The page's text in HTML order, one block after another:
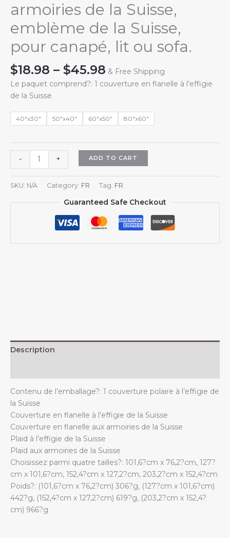
armoiries de la Suisse,
emblème de la Suisse,
pour canapé, lit ou sofa.
$18.98 – $45.98 Price
range:
$45.98
& Free Shipping
Le paquet comprend?: 1 couverture en flanelle à l’effigie
de la Suisse
40"x30" 50"x40" 60"x50" 80"x60"
-
en
flanelle
aux
armoiries
sofa.
quantity
+ ADD TO CART
SKU: N/A Category: FR Tag: FR
Guaranteed Safe Checkout
Description
Contenu de l’emballage?: 1 couverture polaire à l’effigie de
la Suisse
Couverture en flanelle à l’effigie de la Suisse
Couverture en flanelle aux armoiries de la Suisse
Plaid à l’effigie de la Suisse
Plaid aux armoiries de la Suisse
Choisissez parmi quatre tailles?: 101,6?cm x 76,2?cm, 127?
cm x 101,6?cm, 152,4?cm x 127,2?cm, 203,2?cm x 152,4?cm
Poids?: (101,6?cm x 76,2?cm) 306?g, (127?cm x 101,6?cm)
442?g, (152,4?cm x 127,2?cm) 619?g, (203,2?cm x 152,4?
cm) 966?g